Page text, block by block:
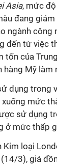
Asia, mức
đang
ngành công
đến từ việc
tốn của
hàng Mỹ
dụng trong
mức
sử dụng
ở mức thấp
Kim loại
3), giá